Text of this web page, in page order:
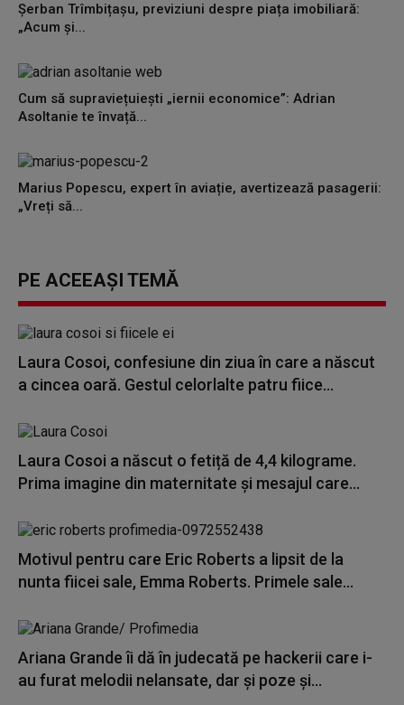
Șerban Trîmbițașu, previziuni despre piața imobiliară:
„Acum și...
Cum să supraviețuiești „iernii economice”: Adrian
Asoltanie te învață...
Marius Popescu, expert în aviație, avertizează pasagerii:
„Vreți să...
PE ACEEAȘI TEMĂ
Laura Cosoi, confesiune din ziua în care a născut
a cincea oară. Gestul celorlalte patru fiice...
Laura Cosoi a născut o fetiță de 4,4 kilograme.
Prima imagine din maternitate și mesajul care...
Motivul pentru care Eric Roberts a lipsit de la
nunta fiicei sale, Emma Roberts. Primele sale...
Ariana Grande îi dă în judecată pe hackerii care i-
au furat melodii nelansate, dar și poze și...